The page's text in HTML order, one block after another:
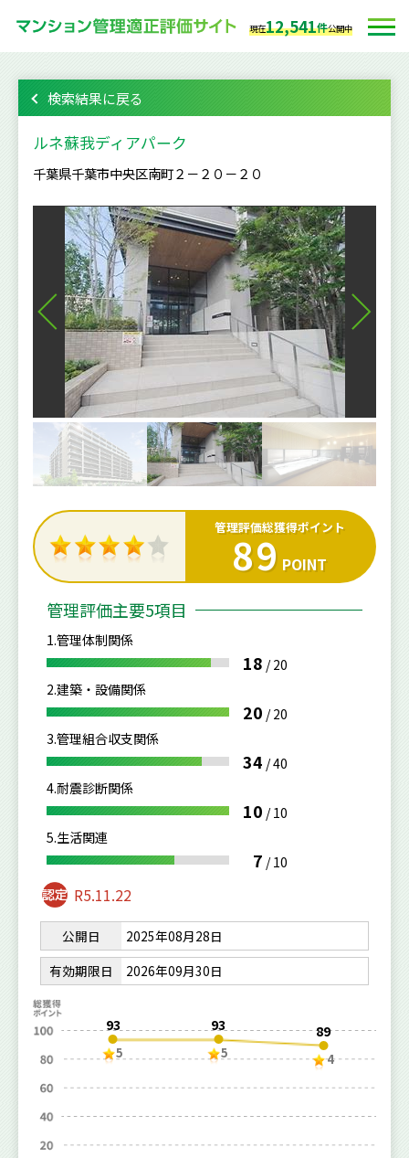
現在12,541件公開中
検索結果に戻る
ルネ蘇我ディアパーク
千葉県千葉市中央区南町２－２０－２０
管理評価総獲得ポイント
89 POINT
管理評価主要5項目
1.管理体制関係
18 /20
2.建築・設備関係
20 /20
3.管理組合収支関係
34 /40
4.耐震診断関係
10 /10
5.生活関連
7 /10
R5.11.22
公開日
2025年08月28日
有効期限日
2026年09月30日
93
5
93
5
89
4